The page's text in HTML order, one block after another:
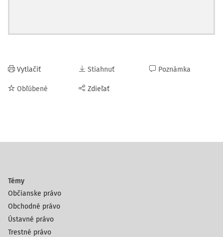
Vytlačiť
Obľúbené
Stiahnuť
Zdieľať
Poznámka
Témy
Občianske právo
Obchodné právo
Ústavné právo
Trestné právo